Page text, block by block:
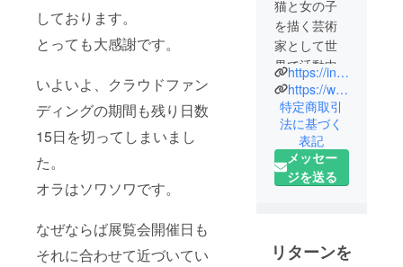
しております。
とっても大感謝です。
いよいよ、クラウドファン
ディングの期間も残り日数
15日を切ってしまいまし
た。
オラはソワソワです。
なぜならば展覧会開催日も
それに合わせて近づいてい
猫と女の子
を描く芸術
家として世
界で活動中https://instagram.com/aaachan_1lust?r=nametag
https://www.instagram.com/aaachan_ai
特定商取引
法に基づく
表記
メッセー
ジを送る
リターンを